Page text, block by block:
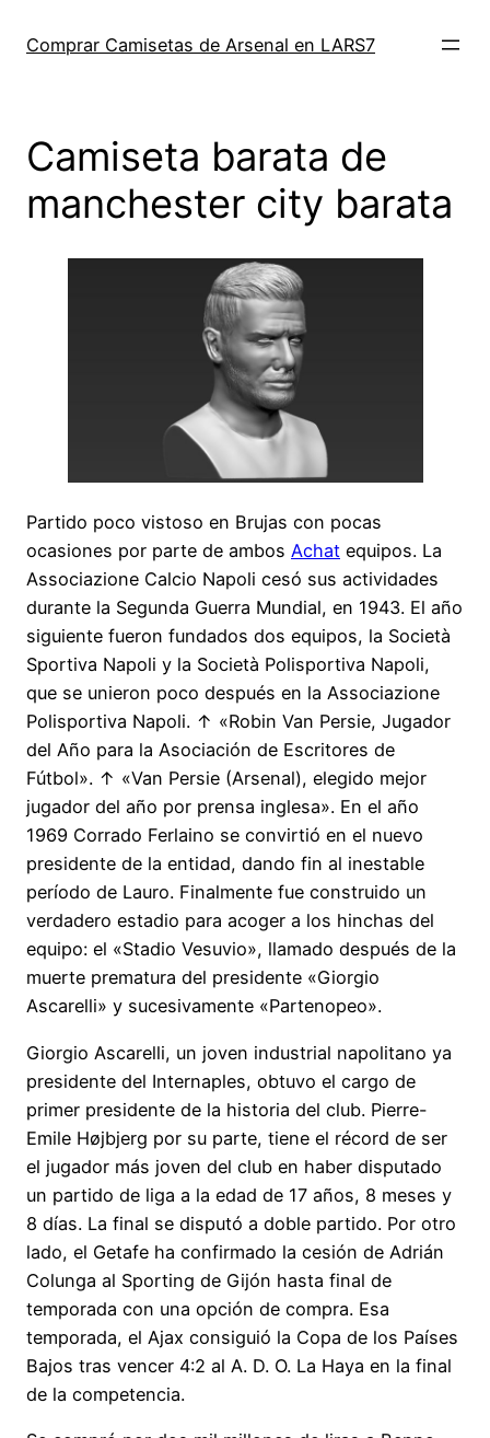
Comprar Camisetas de Arsenal en LARS7
Camiseta barata de
manchester city barata
Partido poco vistoso en Brujas con pocas
ocasiones por parte de ambos Achat equipos. La
Associazione Calcio Napoli cesó sus actividades
durante la Segunda Guerra Mundial, en 1943. El año
siguiente fueron fundados dos equipos, la Società
Sportiva Napoli y la Società Polisportiva Napoli,
que se unieron poco después en la Associazione
Polisportiva Napoli. ↑ «Robin Van Persie, Jugador
del Año para la Asociación de Escritores de
Fútbol». ↑ «Van Persie (Arsenal), elegido mejor
jugador del año por prensa inglesa». En el año
1969 Corrado Ferlaino se convirtió en el nuevo
presidente de la entidad, dando fin al inestable
período de Lauro. Finalmente fue construido un
verdadero estadio para acoger a los hinchas del
equipo: el «Stadio Vesuvio», llamado después de la
muerte prematura del presidente «Giorgio
Ascarelli» y sucesivamente «Partenopeo».
Giorgio Ascarelli, un joven industrial napolitano ya
presidente del Internaples, obtuvo el cargo de
primer presidente de la historia del club. Pierre-
Emile Højbjerg por su parte, tiene el récord de ser
el jugador más joven del club en haber disputado
un partido de liga a la edad de 17 años, 8 meses y
8 días. La final se disputó a doble partido. Por otro
lado, el Getafe ha confirmado la cesión de Adrián
Colunga al Sporting de Gijón hasta final de
temporada con una opción de compra. Esa
temporada, el Ajax consiguió la Copa de los Países
Bajos tras vencer 4:2 al A. D. O. La Haya en la final
de la competencia.